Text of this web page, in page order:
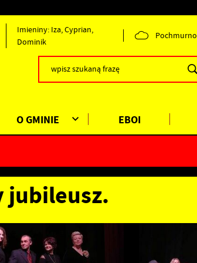
Imieniny: Iza, Cyprian,
Dominik
Pochmurno
O GMINIE EBOI
jubileusz.